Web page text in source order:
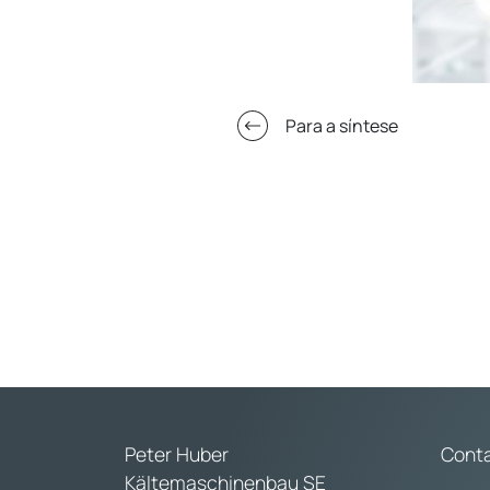
Para a síntese
Peter Huber
Kältemaschinenbau SE